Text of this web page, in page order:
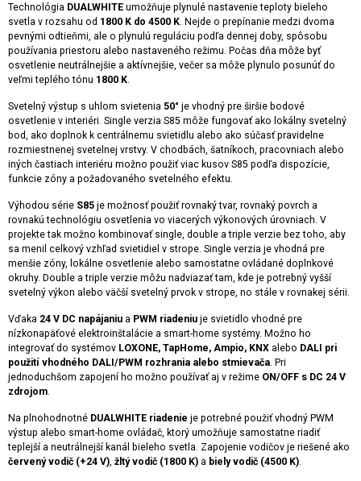
Technológia DUALWHITE umožňuje plynulé nastavenie teploty bieleho
svetla v rozsahu od 1800 K do 4500 K . Nejde o prepínanie medzi dvoma
pevnými odtieňmi, ale o plynulú reguláciu podľa dennej doby, spôsobu
používania priestoru alebo nastaveného režimu. Počas dňa môže byť
osvetlenie neutrálnejšie a aktívnejšie, večer sa môže plynulo posunúť do
veľmi teplého tónu 1800 K
Svetelný výstup s uhlom svietenia 50° je vhodný pre širšie bodové
osvetlenie v interiéri. Single verzia S85 môže fungovať ako lokálny svetelný
bod, ako doplnok k centrálnemu svietidlu alebo ako súčasť pravidelne
rozmiestnenej svetelnej vrstvy. V chodbách, šatníkoch, pracovniach alebo
iných častiach interiéru možno použiť viac kusov S85 podľa dispozície,
funkcie zóny a požadovaného svetelného efektu.
Výhodou série S85 je možnosť použiť rovnaký tvar, rovnaký povrch a
rovnakú technológiu osvetlenia vo viacerých výkonových úrovniach. V
projekte tak možno kombinovať single, double a triple verzie bez toho, aby
sa menil celkový vzhľad svietidiel v strope. Single verzia je vhodná pre
menšie zóny, lokálne osvetlenie alebo samostatne ovládané doplnkové
okruhy. Double a triple verzie môžu nadviazať tam, kde je potrebný vyšší
svetelný výkon alebo väčší svetelný prvok v strope, no stále v rovnakej sérii.
Vďaka 24 V DC napájaniu a PWM riadeniu je svietidlo vhodné pre
nízkonapäťové elektroinštalácie a smart-home systémy. Možno ho
integrovať do systémov LOXONE, TapHome, Ampio, KNX alebo DALI pri
použití vhodného DALI/PWM rozhrania alebo stmievača . Pri
jednoduchšom zapojení ho možno používať aj v režime ON/OFF s DC 24 V
zdrojom
Na plnohodnotné DUALWHITE riadenie je potrebné použiť vhodný PWM
výstup alebo smart-home ovládač, ktorý umožňuje samostatne riadiť
teplejší a neutrálnejší kanál bieleho svetla. Zapojenie vodičov je riešené ako
červený vodič (+24 V) žltý vodič (1800 K) a biely vodič (4500 K)